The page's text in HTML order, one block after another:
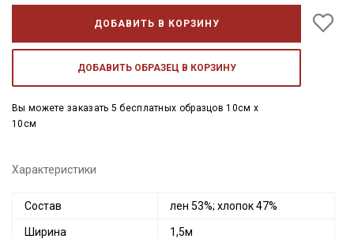
ДОБАВИТЬ В КОРЗИНУ
ДОБАВИТЬ ОБРАЗЕЦ В КОРЗИНУ
Вы можете заказать 5 бесплатных образцов 10см x
10см
Характеристики
Состав лен 53%; хлопок 47%
Ширина 1,5м